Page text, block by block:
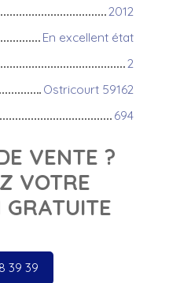
2012
En excellent état
2
Ostricourt 59162
694
VENTE ?
VOTRE
GRATUITE
39 39